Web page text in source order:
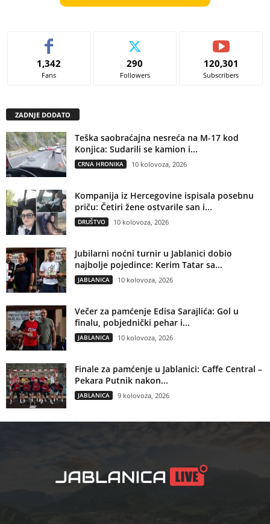
1,342
Fans
290
Followers
120,301
Subscribers
ZADNJE DODATO
Teška saobraćajna nesreća na M-17 kod
Konjica: Sudarili se kamion i...
CRNA HRONIKA 10 kolovoza, 2026
Kompanija iz Hercegovine ispisala posebnu
priču: Četiri žene ostvarile san i...
DRUŠTVO 10 kolovoza, 2026
Jubilarni noćni turnir u Jablanici dobio
najbolje pojedince: Kerim Tatar sa...
JABLANICA 10 kolovoza, 2026
Večer za pamćenje Edisa Sarajlića: Gol u
finalu, pobjednički pehar i...
JABLANICA 10 kolovoza, 2026
Finale za pamćenje u Jablanici: Caffe Central –
Pekara Putnik nakon...
JABLANICA 9 kolovoza, 2026